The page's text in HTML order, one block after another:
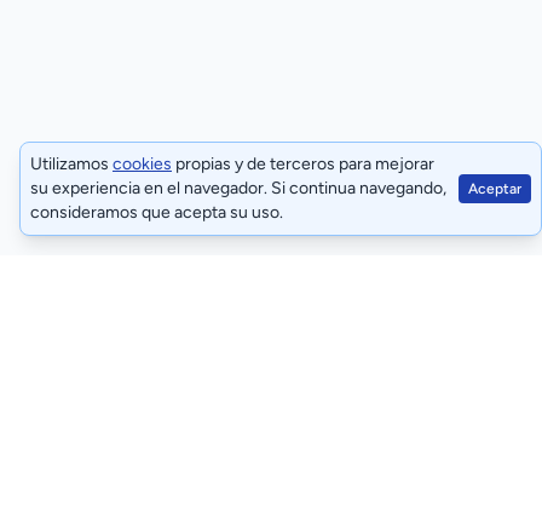
Utilizamos cookies propias y de terceros para mejorar
su experiencia en el navegador. Si continua navegando,
consideramos que acepta su uso.
Aceptar